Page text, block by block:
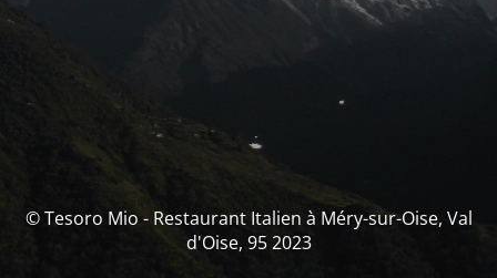
© Tesoro Mio - Restaurant Italien à Méry-sur-Oise, Val
d'Oise, 95 2023